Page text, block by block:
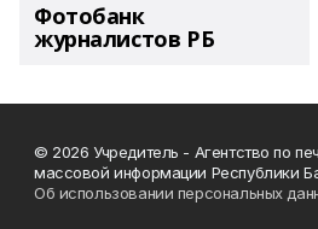
Фотобанк
журналистов РБ
© 2026 Учредитель - Агентство по
массовой информации Республики
Об использовании персональных